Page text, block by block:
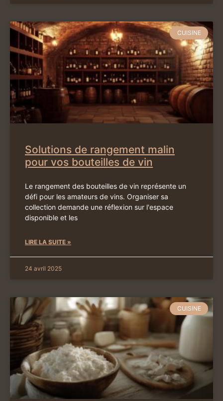
CUISINE
Solutions de rangement malin
pour vos bouteilles de vin
Le rangement des bouteilles de vin représente un
défi pour les amateurs de vins. Organiser sa
collection demande une réflexion sur l'espace
disponible et les
LIRE LA SUITE »
24 avril 2025
CUISINE